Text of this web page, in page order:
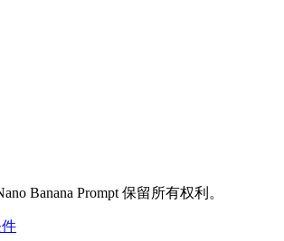
Banana Prompt 保留所有权利。